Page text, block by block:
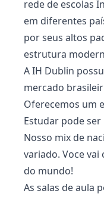
rede de escolas
em diferentes
por seus altos
estrutura
A IH Dublin
mercado
Oferecemos um
Estudar pode
Nosso mix de
variado. Voce
do mundo!
As salas de aula